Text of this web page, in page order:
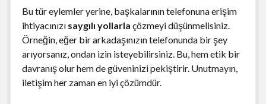
Bu tür eylemler yerine, başkalarının telefonuna erişim
ihtiyacınızı saygılı yollarla çözmeyi düşünmelisiniz.
Örneğin, eğer bir arkadaşınızın telefonunda bir şey
arıyorsanız, ondan izin isteyebilirsiniz. Bu, hem etik bir
davranış olur hem de güveninizi pekiştirir. Unutmayın,
iletişim her zaman en iyi çözümdür.